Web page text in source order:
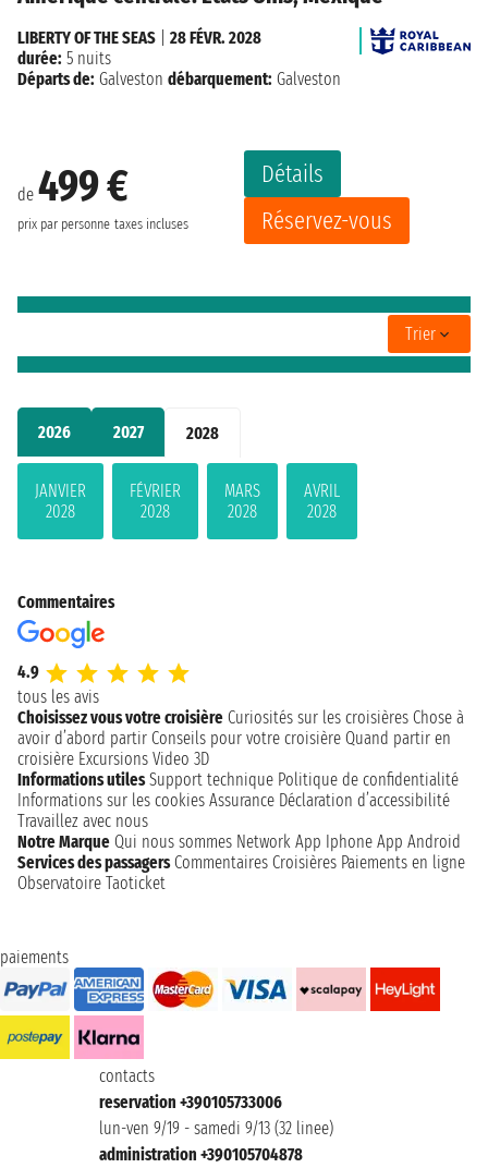
2026 2027 2028
JANVIER
2028
FÉVRIER
2028
MARS
2028
AVRIL
2028
de 499 €
prix par personne taxes incluses
Détails
Réservez-vous
LIBERTY OF THE SEAS
28 FÉVR. 2028
durée: 5 nuits
Départs de: Galveston débarquement: Galveston
Trier
Commentaires
4.9
tous les avis
Choisissez vous votre croisière Curiosités sur les croisières Chose à
avoir d’abord partir Conseils pour votre croisière Quand partir en
croisière Excursions Video 3D
Informations utiles Support technique Politique de confidentialité
Informations sur les cookies Assurance Déclaration d’accessibilité
Travaillez avec nous
Notre Marque Qui nous sommes Network App Iphone App Android
Services des passagers Commentaires Croisières Paiements en ligne
Observatoire Taoticket
paiements
contacts
reservation +390105733006
lun-ven 9/19 - samedi 9/13 (32 linee)
administration +390105704878